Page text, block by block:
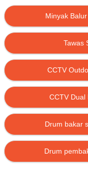
Minyak
Tawas
CCTV
CCTV Dual
Drum bakar
Drum